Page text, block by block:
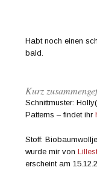
Habt noch einen
bald.
Kurz
Schnittmuster:
Patterns – findet ihr
Stoff:
wurde mir von
erscheint am